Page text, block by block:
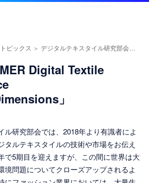
ピックス デジタルテキスタイル研究部会講演会
Digital Textile
」
ル研究部会では、2018年より有識者によ
タルテキスタイルの技術や市場をお伝え
で5期目を迎えますが、この間に世界は大
境問題についてクローズアップされるよ